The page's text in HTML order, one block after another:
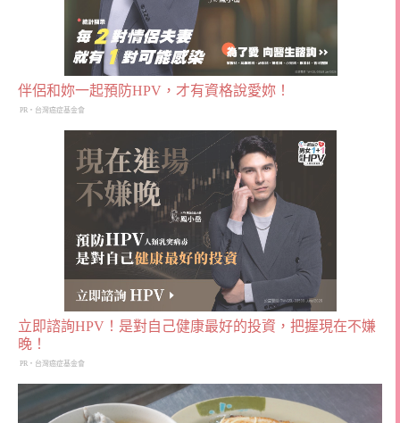
伴侶和妳一起預防HPV，才有資格說愛妳！
PR・台灣癌症基金會
立即諮詢HPV！是對自己健康最好的投資，把握現在不嫌
晚！
PR・台灣癌症基金會